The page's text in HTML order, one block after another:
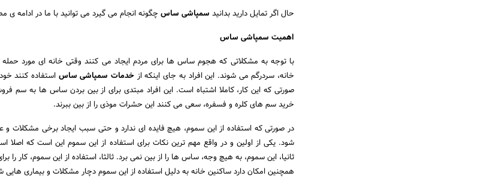
حال اگر تمایل دارید بدانید سمپاشی ساس چگونه انجام می گیرد می توانید با ما در ادامه ی
اهمیت سمپاشی ساس
با توجه به مشکلاتی که هجوم ساس ها برای مردم ایجاد می کنند وقتی خانه ای مورد
خانه، سردرگم می شوند. این افراد به جای اینکه از خدمات سمپاشی ساساستفاده کنند
صورتی که این کار، کاملا اشتباه است. این افراد مبتدی برای از بین بردن ساس ها به سم
خرید سم های کلره و فسفره، سعی می کنند این حشرات موذی را از بین ببرند.
در صورتی که استفاده از این سموم، هیچ فایده ای ندارد و حتی سبب ایجاد برخی مشکلات و
شود. یکی از اولین و در واقع مهم ترین نکات برای استفاده از این سموم این است که اصلا
ثانیا، این سموم، به هیچ وجه، ساس ها را از بین نمی برد. ثالثا، استفاده از این سموم، کار
همچنین امکان دارد ساکنین خانه به دلیل استفاده از این سموم دچار مشکلات و بیماری هایی